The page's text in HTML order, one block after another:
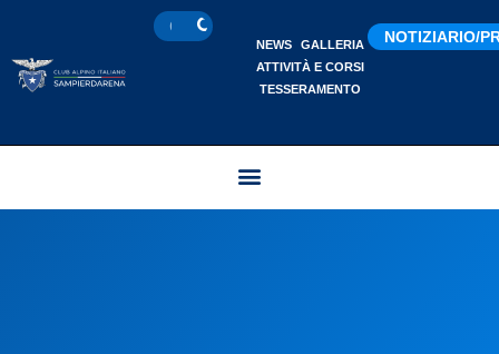
NEWS
GALLERIA
ATTIVITÀ E CORSI
TESSERAMENTO
NOTIZIARIO/